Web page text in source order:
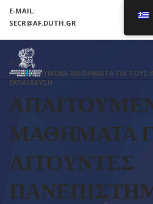
E-MAIL:
SECR@AF.DUTH.GR
HOME
ΑΠΑΙΤΟΥΜΕΝΑ ΜΑΘΗΜΑΤΑ ΓΙΑ ΤΟΥΣ
ΕΚΠΑΙΔΕΥΣΗ
ΜΑΘΗΜΑΤΑ
ΑΙΤΟΥΝΤΕΣ